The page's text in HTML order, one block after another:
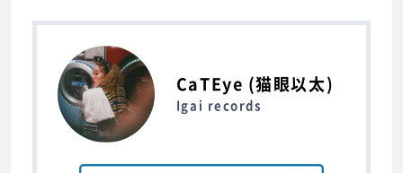
CaTEye (猫眼以太)
Igai records